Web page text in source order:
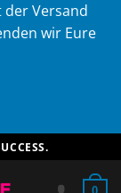
Versand
wir Eure